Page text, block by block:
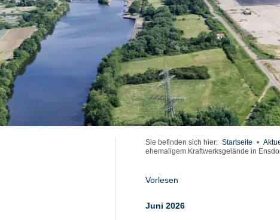
Sie befinden sich hier: Startseite •
ehemaligem Kraftwerksgelände in
Vorlesen
Juni 2026